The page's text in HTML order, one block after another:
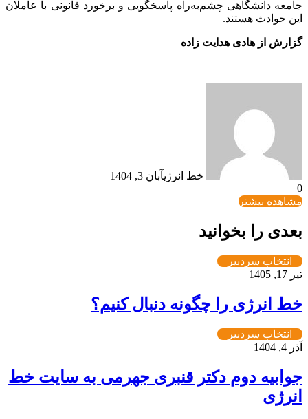
جامعه دانشگاهی چشم‌به‌راه پاسخگویی و برخورد قانونی با عاملان
این حوادث هستند.
گزارش از هادی هدایت زاده
خط انرژیآبان 3, 1404
0
مشاهده بیشتر
بعدی را بخوانید
انتخاب سردبیر
تیر 17, 1405
خط انرژی را چگونه دنبال کنیم؟
انتخاب سردبیر
آذر 4, 1404
جوابیه دوم دکتر قنبری جهرمی به سایت خط
انرژی